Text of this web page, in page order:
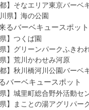
都】そなエリア東京バーベ
川県】海の公園
るバーベキュースポット
県】つくば園
県】グリーンパークふきわ
県】荒川かわせみ河原
都】秋川橋河川公園バーベ
バーベキュースポット
県】城里町総合野外活動セ
県】まことの湯アグリパー